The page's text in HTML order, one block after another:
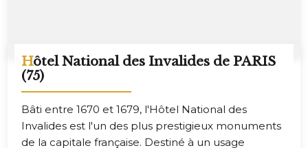
Hôtel National des Invalides de PARIS
(75)
Bâti entre 1670 et 1679, l'Hôtel National des
Invalides est l'un des plus prestigieux monuments
de la capitale française. Destiné à un usage